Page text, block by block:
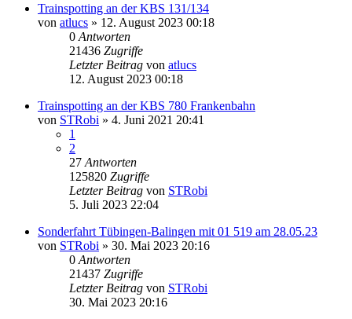
Trainspotting an der KBS 131/134
von atlucs » 12. August 2023 00:18
0 Antworten
21436 Zugriffe
Letzter Beitrag von atlucs
12. August 2023 00:18
Trainspotting an der KBS 780 Frankenbahn
von STRobi » 4. Juni 2021 20:41
1
2
27 Antworten
125820 Zugriffe
Letzter Beitrag von STRobi
5. Juli 2023 22:04
Sonderfahrt Tübingen-Balingen mit 01 519 am 28.05.23
von STRobi » 30. Mai 2023 20:16
0 Antworten
21437 Zugriffe
Letzter Beitrag von STRobi
30. Mai 2023 20:16